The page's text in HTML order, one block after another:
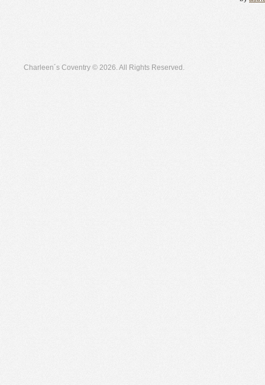
Charleen´s Coventry © 2026. All Rights Reserved.